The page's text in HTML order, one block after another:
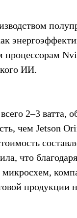
процессорам
ИИ.
2–3 ватта,
чем Jetson
что благодаря
микросхем,
продукции